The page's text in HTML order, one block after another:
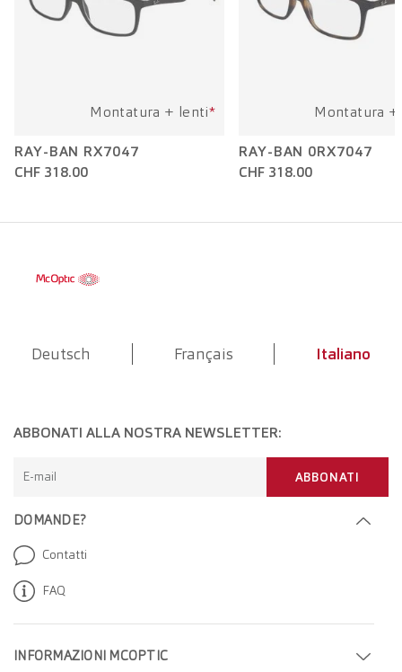
Montatura + lenti*
RAY-BAN RX7047
CHF 318.00
Montatura
RAY-BAN 0RX7047
CHF 318.00
Deutsch Français Italiano
INFORMAZIONI MCOPTIC
DOMANDE?
Contatti
FAQ
ABBONATI ALLA NOSTRA NEWSLETTER:
E-mail ABBONATI